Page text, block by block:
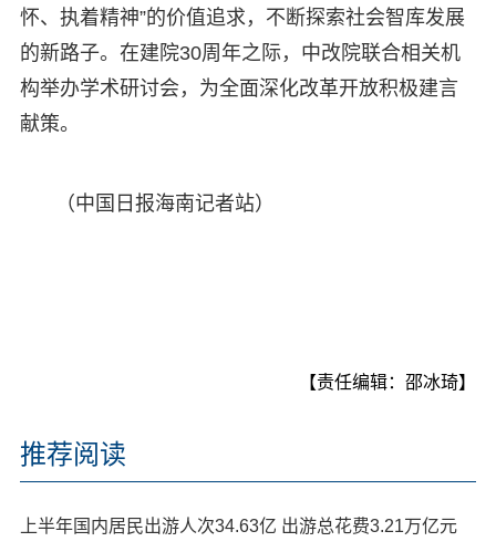
怀、执着精神”的价值追求，不断探索社会智库发展
的新路子。在建院30周年之际，中改院联合相关机
构举办学术研讨会，为全面深化改革开放积极建言
献策。
（中国日报海南记者站）
【责任编辑：邵冰琦】
推荐阅读
上半年国内居民出游人次34.63亿 出游总花费3.21万亿元